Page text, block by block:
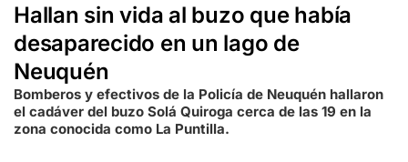
Hallan sin vida al buzo que había
desaparecido en un lago de
Neuquén
Bomberos y efectivos de la Policía de Neuquén hallaron
el cadáver del buzo Solá Quiroga cerca de las 19 en la
zona conocida como La Puntilla.